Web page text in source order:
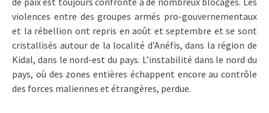
violences entre des groupes armés pro-gouvernementaux
et la rébellion ont repris en août et septembre et se sont
cristallisés autour de la localité d’Anéfis, dans la région de
Kidal, dans le nord-est du pays. L’instabilité dans le nord du
pays, où des zones entières échappent encore au contrôle
des forces maliennes et étrangères, perdue.